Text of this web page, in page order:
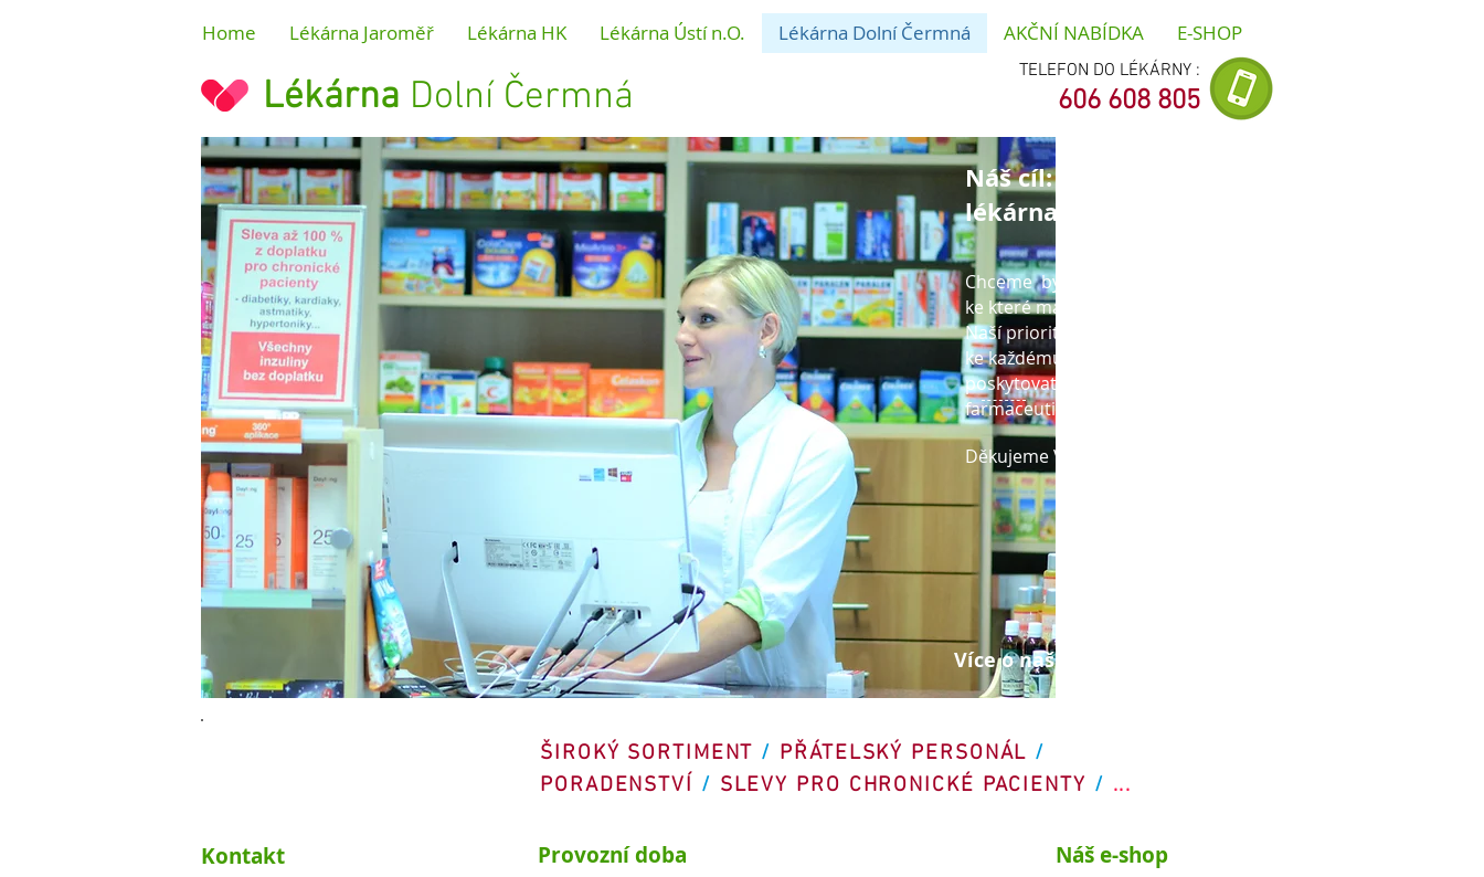
Home Lékárna Jaroměř Lékárna HK Lékárna Ústí n.O. Lékárna Dolní Čermná AKČNÍ NABÍDKA E-SHOP
TELEFON DO LÉKÁRNY :
606 608 805
Lékárna Dolní Čermná
ŠIROKÝ SORTIMENT / PŘÁTELSKÝ PERSONÁL /
PORADENSTVÍ / SLEVY PRO CHRONICKÉ PACIENTY / ...
Náš cíl: rodinná
lékárna
Chceme být rodinnou lékárnou,
ke které mají pacienti důvěru.
Naší prioritou je osobní přístup
ke každému pacientovi a snaha
poskytovat kvalitní
farmaceutickou péči.
Děkujeme Vám za Vaši přízeň
Více o našich službách . . .
Kontakt Provozní doba Náš e-shop